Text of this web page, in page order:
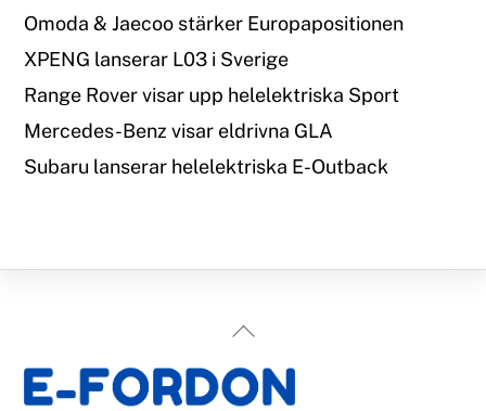
Omoda & Jaecoo stärker Europapositionen
XPENG lanserar L03 i Sverige
Range Rover visar upp helelektriska Sport
Mercedes-Benz visar eldrivna GLA
Subaru lanserar helelektriska E-Outback
Back
Top